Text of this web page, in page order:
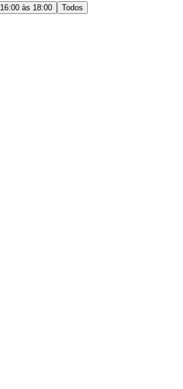
16:00 às 18:00
Todos